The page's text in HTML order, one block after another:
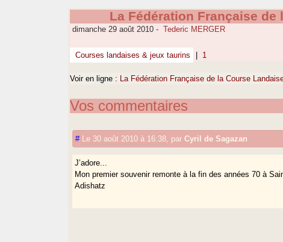
La Fédération Française de
dimanche 29 août 2010 - Tederic MERGER
Courses landaises & jeux taurins 1
Voir en ligne : La Fédération Française de la Course
Vos commentaires
# Le 30 août 2010 à 16:38, parCyril de Sagazan
J’adore...
Mon premier souvenir remonte à la fin des années 70 à
Adishatz